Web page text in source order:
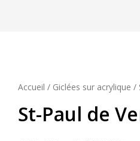
Accueil / Giclées sur acrylique /
St-Paul de